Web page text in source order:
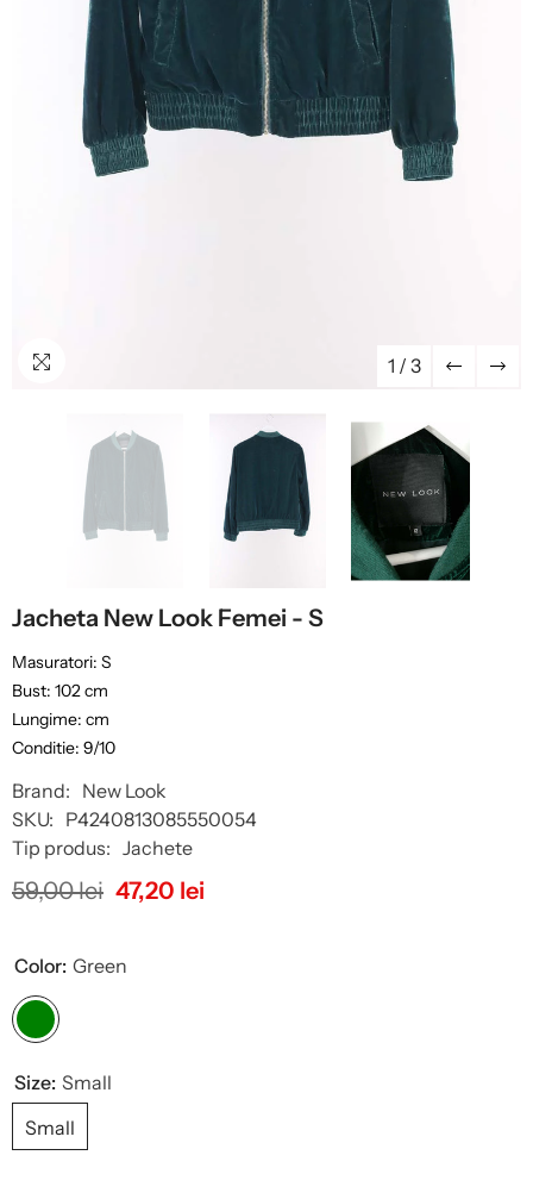
1 / 3
Jacheta New Look Femei - S
Masuratori: S
Bust: 102 cm
Lungime: cm
Conditie: 9/10
Brand: New Look
SKU: P4240813085550054
Tip produs: Jachete
59,00 lei 47,20 lei
Color: Green
Size: Small
Small